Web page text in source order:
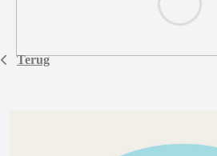
Terug